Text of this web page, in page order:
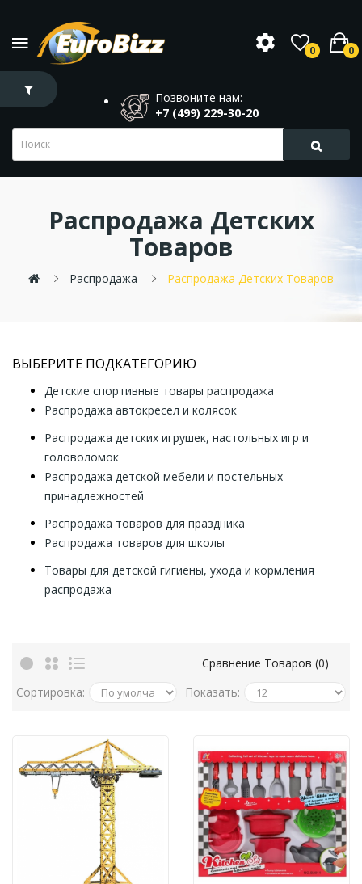
0 0
Позвоните нам:
+7 (499) 229-30-20
Распродажа Детских
Товаров
Распродажа Распродажа Детских Товаров
ВЫБЕРИТЕ ПОДКАТЕГОРИЮ
Детские спортивные товары распродажа
Распродажа автокресел и колясок
Распродажа детских игрушек, настольных игр и
головоломок
Распродажа детской мебели и постельных
принадлежностей
Распродажа товаров для праздника
Распродажа товаров для школы
Товары для детской гигиены, ухода и кормления
распродажа
Сравнение Товаров (0)
Сортировка:
Показать: